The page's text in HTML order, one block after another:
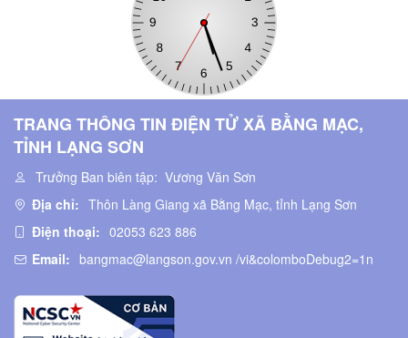
TRANG THÔNG TIN ĐIỆN TỬ XÃ BẰNG MẠC,
TỈNH LẠNG SƠN
Trưởng Ban biên tập: Vương Văn Sơn
Địa chỉ: Thôn Làng Giang xã Bằng Mạc, tỉnh Lạng Sơn
Điện thoại: 02053 623 886
Email: bangmac@langson.gov.vn /vi&colomboDebug2=1n